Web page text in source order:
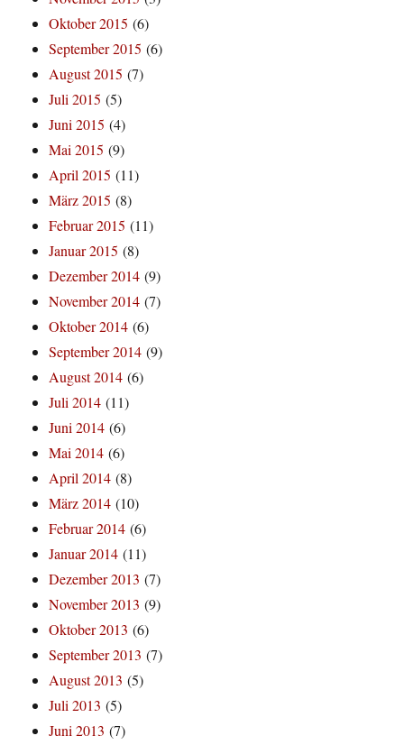
Oktober 2015 (6)
September 2015 (6)
August 2015 (7)
Juli 2015 (5)
Juni 2015 (4)
Mai 2015 (9)
April 2015 (11)
März 2015 (8)
Februar 2015 (11)
Januar 2015 (8)
Dezember 2014 (9)
November 2014 (7)
Oktober 2014 (6)
September 2014 (9)
August 2014 (6)
Juli 2014 (11)
Juni 2014 (6)
Mai 2014 (6)
April 2014 (8)
März 2014 (10)
Februar 2014 (6)
Januar 2014 (11)
Dezember 2013 (7)
November 2013 (9)
Oktober 2013 (6)
September 2013 (7)
August 2013 (5)
Juli 2013 (5)
Juni 2013 (7)